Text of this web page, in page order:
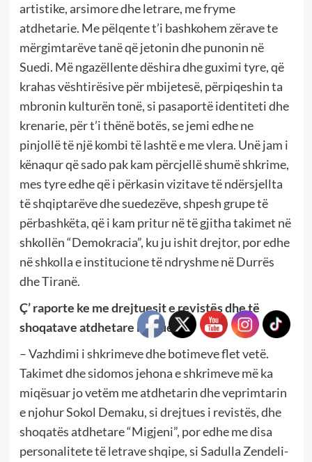
artistike, arsimore dhe letrare, me fryme
atdhetarie. Me pëlqente t’i bashkohem zërave te
mërgimtarëve tanë që jetonin dhe punonin në
Suedi. Më ngazëllente dëshira dhe guximi tyre, që
krahas vështirësive për mbijetesë, përpiqeshin ta
mbronin kulturën tonë, si pasaportë identiteti dhe
krenarie, për t’i thënë botës, se jemi edhe ne
pinjollë të një kombi të lashtë e me vlera. Unë jam i
kënaqur që sado pak kam përcjellë shumë shkrime,
mes tyre edhe që i përkasin vizitave të ndërsjellta
të shqiptarëve dhe suedezëve, shpesh grupe të
përbashkëta, që i kam pritur në të gjitha takimet në
shkollën “Demokracia”, ku ju ishit drejtor, por edhe
në shkolla e institucione të ndryshme në Durrës
dhe Tiranë.
Ç’ raporte ke me drejtuesit e revistës dhe të
shoqatave atdhetare në Suedi?
– Vazhdimi i shkrimeve dhe botimeve flet vetë.
Takimet dhe sidomos jehona e shkrimeve më ka
miqësuar jo vetëm me atdhetarin dhe veprimtarin
e njohur Sokol Demaku, si drejtues i revistës, dhe
shoqatës atdhetare “Migjeni”, por edhe me disa
personalitete të letrave shqipe, si Sadulla Zendeli-